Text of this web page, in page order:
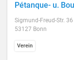
Pétanque- u.
Sigmund-Freud-Str. 36
53127 Bonn
Verein